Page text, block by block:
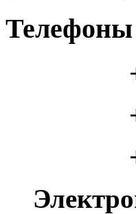
Телефоны
+2
+7 926